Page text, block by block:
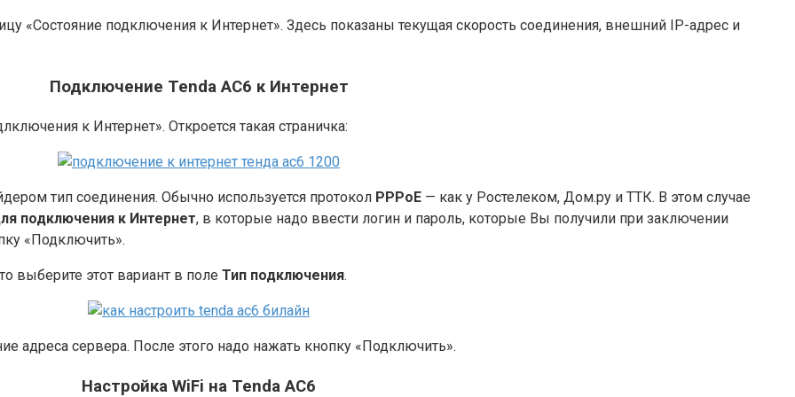
«Состояние подключения к Интернет». Здесь показаны текущая скорость соединения, внешний IP-адрес и
Подключение Tenda AC6 к Интернет
к Интернет». Откроется такая страничка:
тип соединения. Обычно используется протокол PPPoE — как у Ростелеком, Дом.ру и ТТК. В этом случае
подключения к Интернет, в которые надо ввести логин и пароль, которые Вы получили при заключении
«Подключить».
выберите этот вариант в поле Тип подключения.
адреса сервера. После этого надо нажать кнопку «Подключить».
Настройка WiFi на Tenda AC6